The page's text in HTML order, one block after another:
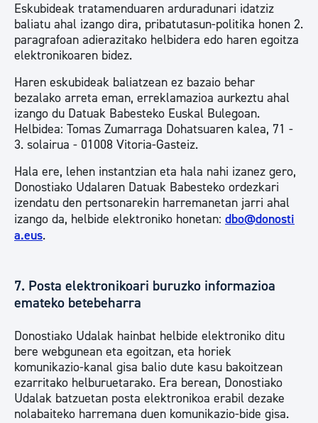
Eskubideak tratamenduaren arduradunari idatziz
baliatu ahal izango dira, pribatutasun-politika honen 2.
paragrafoan adierazitako helbidera edo haren egoitza
elektronikoaren bidez.
Haren eskubideak baliatzean ez bazaio behar
bezalako arreta eman, erreklamazioa aurkeztu ahal
izango du Datuak Babesteko Euskal Bulegoan.
Helbidea: Tomas Zumarraga Dohatsuaren kalea, 71 -
3. solairua - 01008 Vitoria-Gasteiz.
Hala ere, lehen instantzian eta hala nahi izanez gero,
Donostiako Udalaren Datuak Babesteko ordezkari
izendatu den pertsonarekin harremanetan jarri ahal
izango da, helbide elektroniko honetan: dbo@donosti
a.eus.
7. Posta elektronikoari buruzko informazioa
emateko betebeharra
Donostiako Udalak hainbat helbide elektroniko ditu
bere webgunean eta egoitzan, eta horiek
komunikazio-kanal gisa balio dute kasu bakoitzean
ezarritako helburuetarako. Era berean, Donostiako
Udalak batzuetan posta elektronikoa erabil dezake
nolabaiteko harremana duen komunikazio-bide gisa.